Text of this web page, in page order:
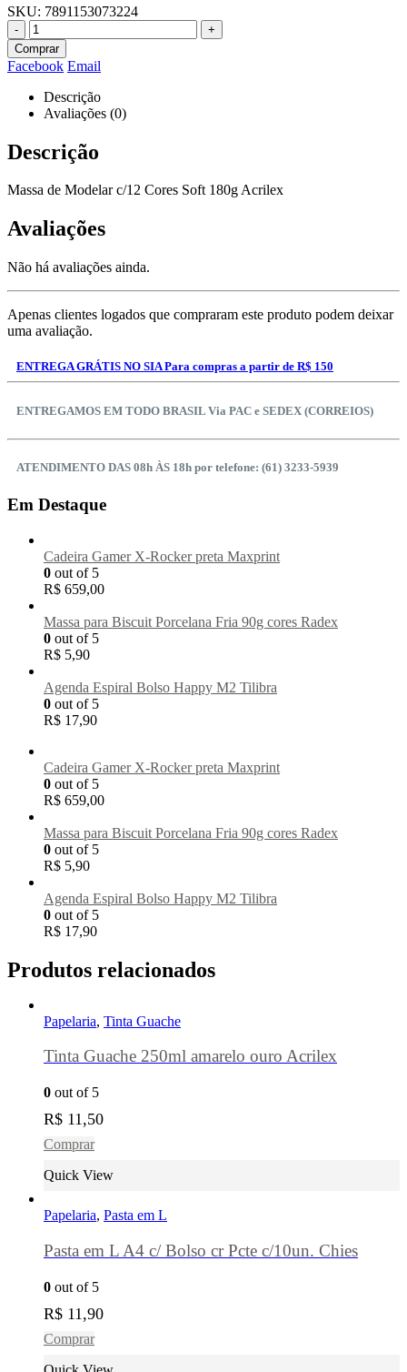
SKU: 7891153073224
-
+
Comprar
Facebook Email
Descrição
Avaliações (0)
Descrição
Massa de Modelar c/12 Cores Soft 180g Acrilex
Avaliações
Não há avaliações ainda.
Apenas clientes logados que compraram este produto podem deixar
uma avaliação.
ENTREGA GRÁTIS NO SIA Para compras a partir de R$ 150
ENTREGAMOS EM TODO BRASIL Via PAC e SEDEX (CORREIOS)
ATENDIMENTO DAS 08h ÀS 18h por telefone: (61) 3233-5939
Em Destaque
Cadeira Gamer X-Rocker preta Maxprint
0 out of 5
R$ 659,00
Massa para Biscuit Porcelana Fria 90g cores Radex
0 out of 5
R$ 5,90
Agenda Espiral Bolso Happy M2 Tilibra
0 out of 5
R$ 17,90
Cadeira Gamer X-Rocker preta Maxprint
0 out of 5
R$ 659,00
Massa para Biscuit Porcelana Fria 90g cores Radex
0 out of 5
R$ 5,90
Agenda Espiral Bolso Happy M2 Tilibra
0 out of 5
R$ 17,90
Produtos relacionados
Papelaria, Tinta Guache
Tinta Guache 250ml amarelo ouro Acrilex
0 out of 5
R$ 11,50
Comprar
Quick View
Papelaria, Pasta em L
Pasta em L A4 c/ Bolso cr Pcte c/10un. Chies
0 out of 5
R$ 11,90
Comprar